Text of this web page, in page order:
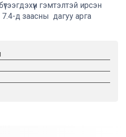
гэмтэлтэй ирсэн
д заасны дагуу арга